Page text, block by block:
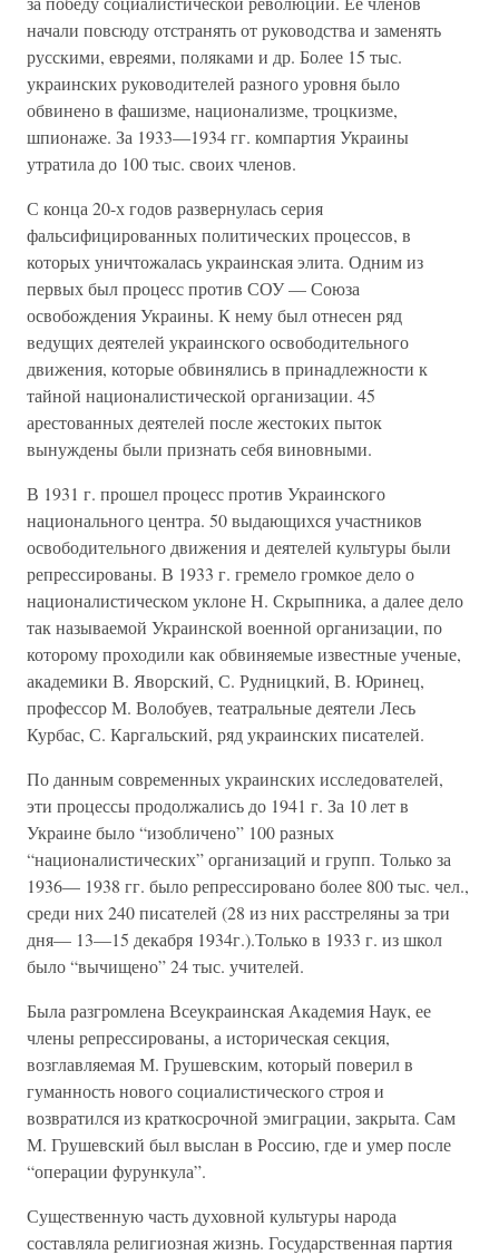
начали повсюду отстранять от руководства и заменять
русскими, евреями, поляками и др. Более 15 тыс.
украинских руководителей разного уровня было
обвинено в фашизме, национализме, троцкизме,
шпионаже. За 1933—1934 гг. компартия Украины
утратила до 100 тыс. своих членов.
С конца 20-х годов развернулась серия
фальсифицированных политических процессов, в
которых уничтожалась украинская элита. Одним из
первых был процесс против СОУ — Союза
освобождения Украины. К нему был отнесен ряд
ведущих деятелей украинского освободительного
движения, которые обвинялись в принадлежности к
тайной националистической организации. 45
арестованных деятелей после жестоких пыток
вынуждены были признать себя виновными.
В 1931 г. прошел процесс против Украинского
национального центра. 50 выдающихся участников
освободительного движения и деятелей культуры были
репрессированы. В 1933 г. гремело громкое дело о
националистическом уклоне Н. Скрыпника, а далее дело
так называемой Украинской военной организации, по
которому проходили как обвиняемые известные ученые,
академики В. Яворский, С. Рудницкий, В. Юринец,
профессор М. Волобуев, театральные деятели Лесь
Курбас, С. Каргальский, ряд украинских писателей.
По данным современных украинских исследователей,
эти процессы продолжались до 1941 г. За 10 лет в
Украине было “изобличено” 100 разных
“националистических” организаций и групп. Только за
1936— 1938 гг. было репрессировано более 800 тыс. чел.,
среди них 240 писателей (28 из них расстреляны за три
дня— 13—15 декабря 1934г.).Только в 1933 г. из школ
было “вычищено” 24 тыс. учителей.
Была разгромлена Всеукраинская Академия Наук, ее
члены репрессированы, а историческая секция,
возглавляемая М. Грушевским, который поверил в
гуманность нового социалистического строя и
возвратился из краткосрочной эмиграции, закрыта. Сам
М. Грушевский был выслан в Россию, где и умер после
“операции фурункула”.
Существенную часть духовной культуры народа
составляла религиозная жизнь. Государственная партия